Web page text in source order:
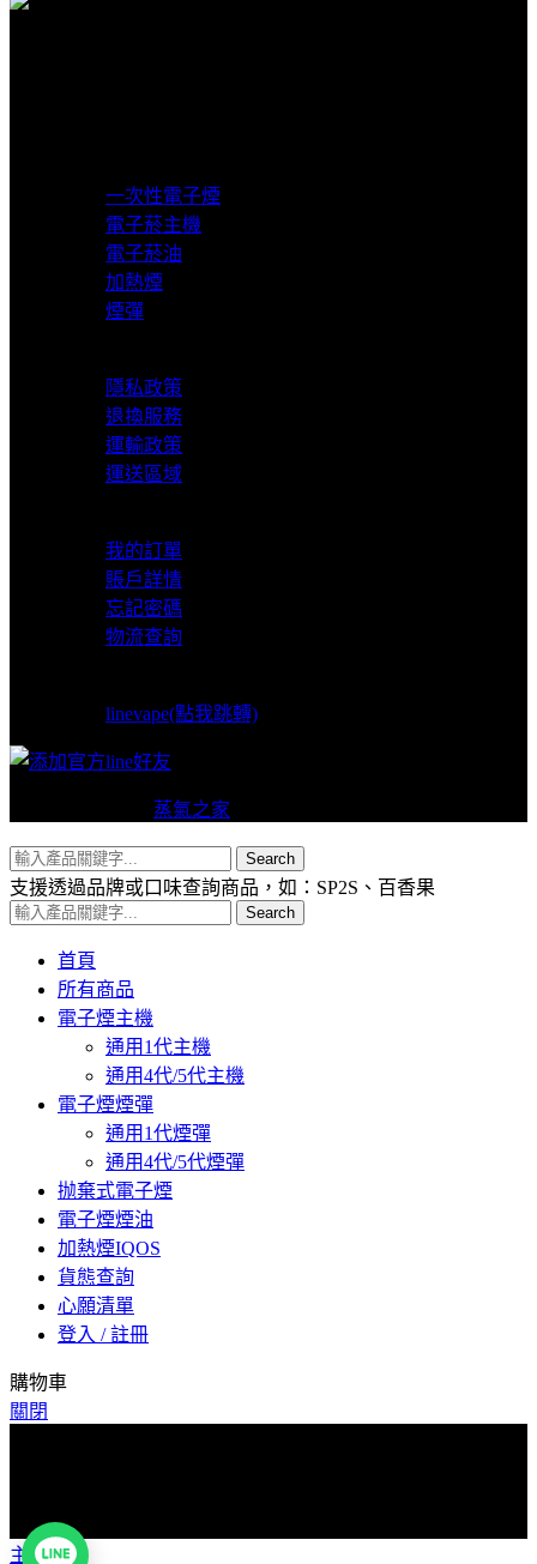
一次性電子煙
電子菸主機
電子菸油
加熱煙
煙彈
隱私政策
退換服務
運輸政策
運送區域
我的訂單
賬戶詳情
忘記密碼
物流查詢
linevape(點我跳轉)
蒸氣之家
Search
支援透過品牌或口味查詢商品，如：SP2S、百香果
Search
首頁
所有商品
電子煙主機
通用1代主機
通用4代/5代主機
電子煙煙彈
通用1代煙彈
通用4代/5代煙彈
抛棄式電子煙
電子煙煙油
加熱煙IQOS
貨態查詢
心願清單
登入 / 註冊
購物車
關閉
對物流單號取貨！感謝您的配合！
主頁